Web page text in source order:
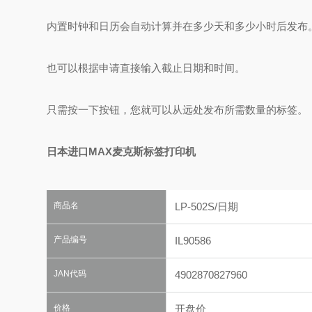
内置时钟和日历会自动计算并在多少天和多少小时后发布
也可以根据申请直接输入截止日期和时间。
只需按一下按钮，您就可以从远处发布所需数量的标签。
日本进口MAX麦克斯标签打印机
商品名 LP-502S/日期
产品编号 IL90586
JAN代码 4902870827960
价格 开盘价